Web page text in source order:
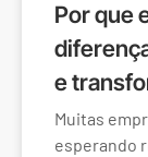
Por que
e
Muitas
esperando